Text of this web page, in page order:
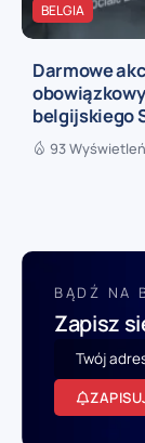
BELGIA
Darmowe
belgijskiego
93 Wyświetleń
BĄDŹ NA
Zapisz